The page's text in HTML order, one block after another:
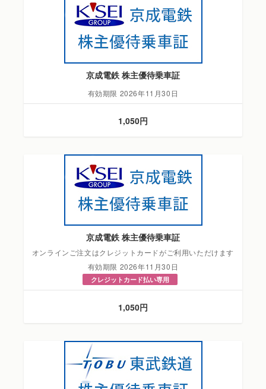
京成電鉄 株主優待乗車証
有効期限 2026年11月30日
1,050円
京成電鉄 株主優待乗車証
オンラインご注文はクレジットカードがご利用いただけます
有効期限 2026年11月30日
クレジットカード払い専用
1,050円